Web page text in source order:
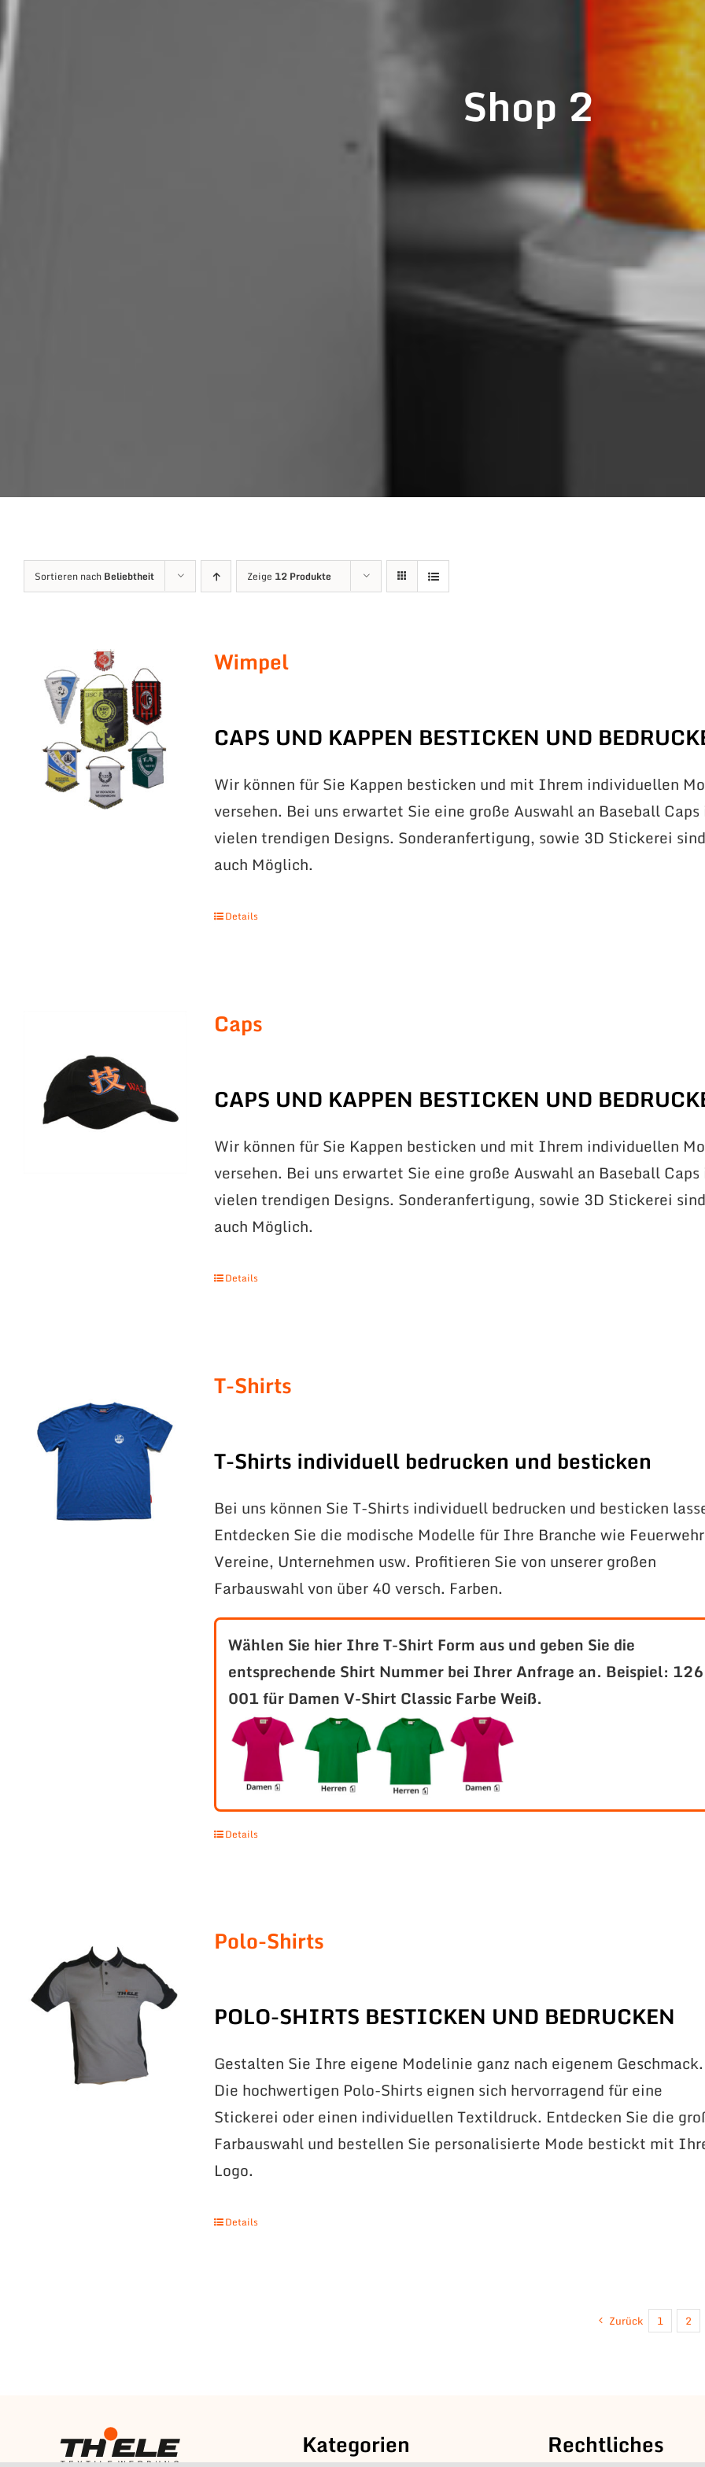
Shop 2
Sortieren nach Beliebtheit Zeige 12 Produkte
Wimpel
CAPS UND KAPPEN BESTICKEN UND
Wir können für Sie Kappen besticken und mit Ihrem individuellen
versehen. Bei uns erwartet Sie eine große Auswahl an Baseball Caps
vielen trendigen Designs. Sonderanfertigung, sowie 3D Stickerei sind
auch Möglich.
Details
Caps
CAPS UND KAPPEN BESTICKEN UND
Wir können für Sie Kappen besticken und mit Ihrem individuellen
versehen. Bei uns erwartet Sie eine große Auswahl an Baseball Caps
vielen trendigen Designs. Sonderanfertigung, sowie 3D Stickerei sind
auch Möglich.
Details
T-Shirts
T-Shirts individuell bedrucken und besticken
Bei uns können Sie T-Shirts individuell bedrucken und besticken
Entdecken Sie die modische Modelle für Ihre Branche wie
Vereine, Unternehmen usw. Profitieren Sie von unserer großen
Farbauswahl von über 40 versch. Farben.
Wählen Sie hier Ihre T-Shirt Form aus und geben Sie die
entsprechende Shirt Nummer bei Ihrer Anfrage an. Beispiel: 126
001 für Damen V-Shirt Classic Farbe Weiß.
Details
Polo-Shirts
POLO-SHIRTS BESTICKEN UND BEDRUCKEN
Gestalten Sie Ihre eigene Modelinie ganz nach eigenem Geschmack.
Die hochwertigen Polo-Shirts eignen sich hervorragend für eine
Stickerei oder einen individuellen Textildruck. Entdecken Sie die
Farbauswahl und bestellen Sie personalisierte Mode bestickt mit
Logo.
Details
Zurück 1 2
Kategorien Rechtliches